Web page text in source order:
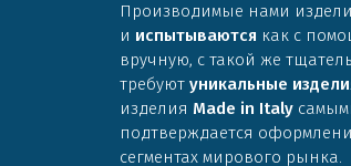
Производимые нами
и испытываются как с
вручную, с такой же
требуют уникальные
изделия Made in Italy
подтверждается
сегментах мирового рынка.